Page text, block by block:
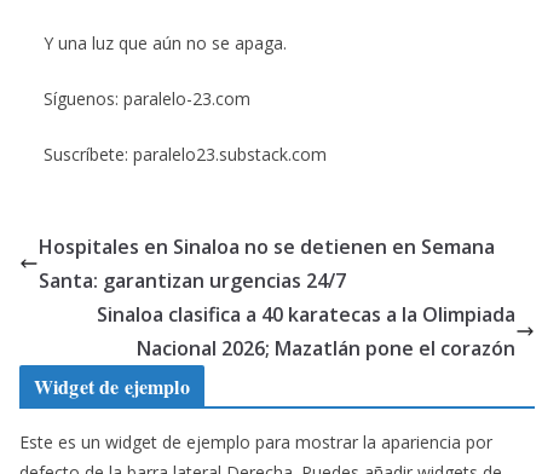
Y una luz que aún no se apaga.
Síguenos: paralelo-23.com
Suscríbete: paralelo23.substack.com
Hospitales en Sinaloa no se detienen en Semana
Santa: garantizan urgencias 24/7
Sinaloa clasifica a 40 karatecas a la Olimpiada
Nacional 2026; Mazatlán pone el corazón
Widget de ejemplo
Este es un widget de ejemplo para mostrar la apariencia por